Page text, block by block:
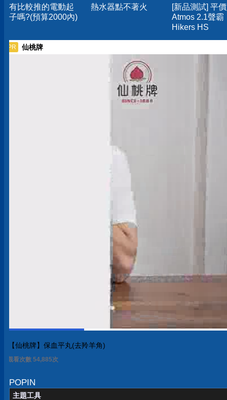
有比較推的電動起
子嗎?(預算2000內)
熱水器點不著火
[新品測試] 平
Atmos 2.1聲霸
Hikers HS
PR 仙桃牌
【仙桃牌】保血平丸(去羚羊角)
觀看次數 54,885次
POPIN
主題工具